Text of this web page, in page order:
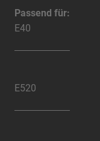
Passend für:
E40
E520